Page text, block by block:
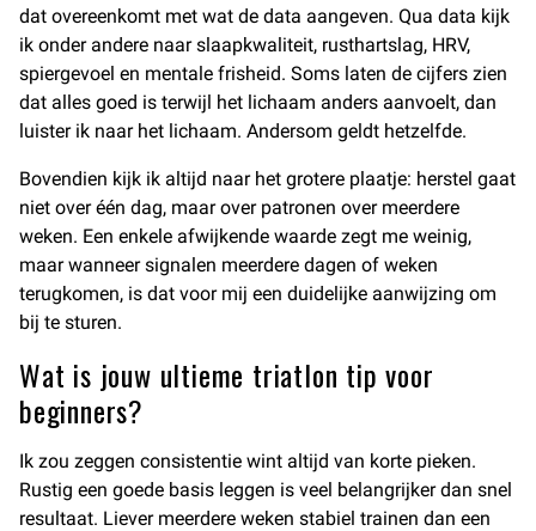
dat overeenkomt met wat de data aangeven. Qua data kijk
ik onder andere naar slaapkwaliteit, rusthartslag, HRV,
spiergevoel en mentale frisheid. Soms laten de cijfers zien
dat alles goed is terwijl het lichaam anders aanvoelt, dan
luister ik naar het lichaam. Andersom geldt hetzelfde.
Bovendien kijk ik altijd naar het grotere plaatje: herstel gaat
niet over één dag, maar over patronen over meerdere
weken. Een enkele afwijkende waarde zegt me weinig,
maar wanneer signalen meerdere dagen of weken
terugkomen, is dat voor mij een duidelijke aanwijzing om
bij te sturen.
Wat is jouw ultieme triatlon tip voor
beginners?
Ik zou zeggen consistentie wint altijd van korte pieken.
Rustig een goede basis leggen is veel belangrijker dan snel
resultaat. Liever meerdere weken stabiel trainen dan een